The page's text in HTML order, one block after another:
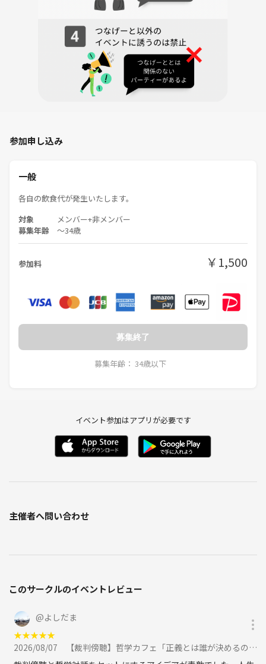
イベントグループに詳細案内が送信された時点をもって開催決定とし、
開催決定であっても、開催当日に
災害・訪問先の事情・公共交通機関の大幅な遅延その他安全な実施が困
難と判断される場合には、中止となる場合があります。
主催判断による開催中止の場合、事前に徴収した参加費については全額
・年齢制限について
齢（29歳）を考慮して決定しています。
・お店は事前予約をしていないため、いくつか候補をピックアップした
うえで、直接向かう形となります。
そのため、駅周辺を20分程度歩く可能性があります。15分程度待って、
席が空くなら待ちます。
また、候補店舗がすべて満席の場合は、チェーン店等に変更となる可能
性がありますので、あらかじめご了承ください。
・本会では、原則として他参加者の個人情報を尋ねる行為を禁止してい
ます。（自身の判断による自己開示は可能です）
miniは、普段の哲学カフェ本編よりもある程度緩やかな空気感を想定し
ていますが、相手が「答えたくない」「伏せたい」と意思表示をした場
合、それ以上踏み込んで尋ねることは禁止します。
また、本会で知り得た個人情報や個人的な悩み・発言内容について、第
対話の記録・振り返りのため、当日の対話内容を録音し、後日、文章に
まとめる場合があります。
だちに削除いたします。
否致します。
1. ハラスメント・攻撃・差別的言動
個人への暴言、侮辱、人格否定
威圧的・攻撃的な言動
相手を萎縮させることを目的とした発言や態度
人種、性別、宗教、思想、性的指向、障害、学歴、職業等に関する差
別・排除・蔑視的発言
参加申し込み
一般
各自の飲食代が発生いたします。
対象 メンバー+非メンバー
募集年齢 〜34歳
参加料 ￥1,500
募集終了
募集年齢： 34歳以下
イベント参加はアプリが必要です
主催者へ問い合わせ
このサークルのイベントレビュー
@よしだま
★★★★★
2026/08/07
【裁判傍聴】哲学カフェ「正義とは誰が決めるのか？」＠東京地方裁判所 に参加